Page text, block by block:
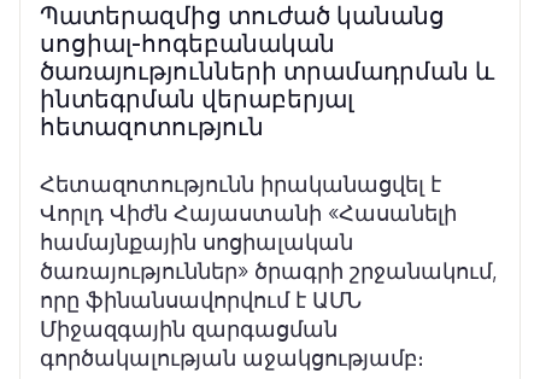
Պատերազմից տուժած կանանց
սոցիալ-հոգեբանական
ծառայությունների տրամադրման և
ինտեգրման վերաբերյալ
հետազոտություն
Հետազոտությունն իրականացվել է
Վորլդ Վիժն Հայաստանի «Հասանելի
համայնքային սոցիալական
ծառայություններ» ծրագրի շրջանակում,
որը ֆինանսավորվում է ԱՄՆ
Միջազգային զարգացման
գործակալության աջակցությամբ։